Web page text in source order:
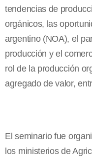
tendencias de
orgánicos, las
argentino (NOA), el
producción y el
rol de la producción
agregado de valor,
El seminario fue
los ministerios de